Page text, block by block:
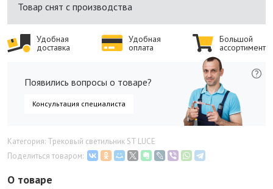
Товар снят с производства
Удобная
доставка
Удобная
оплата
Большой
ассортимент
Появились вопросы о товаре?
Консультация специалиста
Категория: Трековый светильник ST LUCE
Поделиться товаром:
О товаре